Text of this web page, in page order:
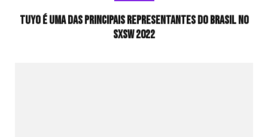
Tuyo é uma das principais representantes do Brasil no
SXSW 2022